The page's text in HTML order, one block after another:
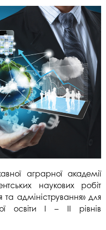
аграрної академії
наукових робіт
та адміністрування» для
освіти І – ІІ рівнів